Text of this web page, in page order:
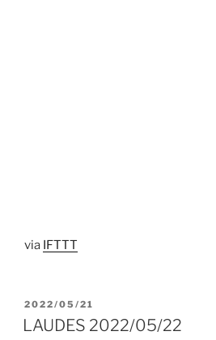
via IFTTT
PUBLICADO
EL
2022/05/21
LAUDES 2022/05/22